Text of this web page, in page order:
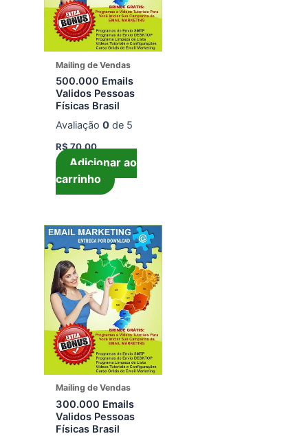
Mailing de Vendas
500.000 Emails
Validos Pessoas
Físicas Brasil
Avaliação0 de 5
R$70,00
Adicionar ao
carrinho
Mailing de Vendas
300.000 Emails
Validos Pessoas
Físicas Brasil